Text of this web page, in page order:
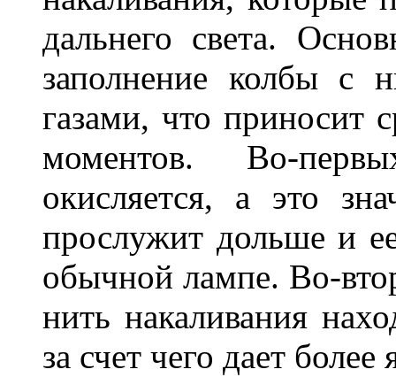
дальнего света.
заполнение колбы с
газами, что приносит
моментов. Во-
окисляется, а это
прослужит дольше и
обычной лампе. Во-
нить накаливания
за счет чего дает